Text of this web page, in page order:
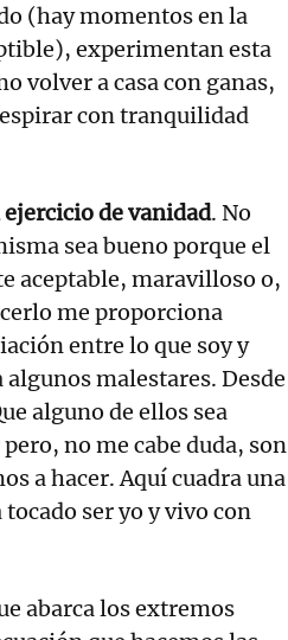
(hay momentos en la
experimentan esta
volver a casa con ganas,
con tranquilidad
ejercicio de vanidad. No
sea bueno porque el
aceptable, maravilloso o,
me proporciona
entre lo que soy y
malestares. Desde
alguno de ellos sea
no me cabe duda, son
a hacer. Aquí cuadra una
ser yo y vivo con
abarca los extremos